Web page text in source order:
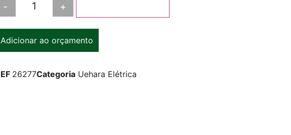
- +
Adicionar ao orçamento
26277Categoria Uehara Elétrica